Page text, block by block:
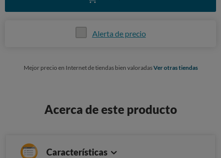
Alerta de precio
Mejor precio en Internet de tiendas bien valoradasVer otras tiendas
Acerca de este producto
Características